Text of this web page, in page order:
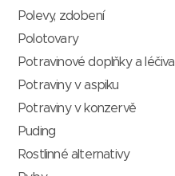
Polevy, zdobení
Polotovary
Potravinové doplňky a léčiva
Potraviny v aspiku
Potraviny v konzervě
Puding
Rostlinné alternativy